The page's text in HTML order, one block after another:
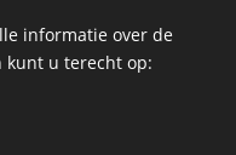
informatie over de
kunt u terecht op: